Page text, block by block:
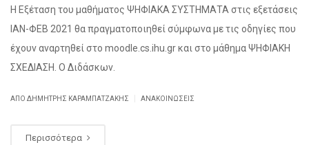
Η Εξέταση του μαθήματος ΨΗΦΙΑΚΑ ΣΥΣΤΗΜΑΤΑ στις εξετάσεις
ΙΑΝ-ΦΕΒ 2021 θα πραγματοποιηθεί σύμφωνα με τις οδηγίες που
έχουν αναρτηθεί στο moodle.cs.ihu.gr και στο μάθημα ΨΗΦΙΑΚΗ
ΣΧΕΔΙΑΣΗ. Ο Διδάσκων.
ΑΠΌ ΔΗΜΉΤΡΗΣ ΚΑΡΑΜΠΑΤΖΆΚΗΣ ΑΝΑΚΟΙΝΏΣΕΙΣ
Περισσότερα